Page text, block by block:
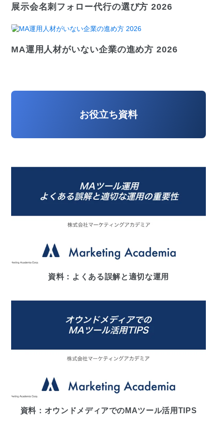
展示会名刺フォロー代行の選び方 2026
MA運用人材がいない企業の進め方 2026
お役立ち資料
資料：よくある誤解と適切な運用
資料：オウンドメディアでのMAツール活用TIPS